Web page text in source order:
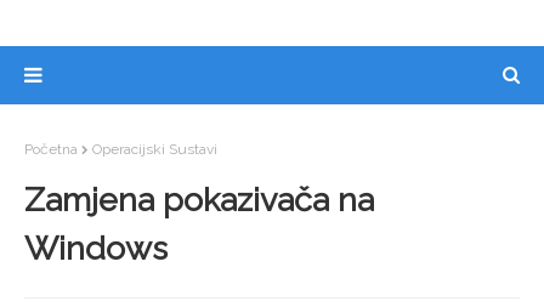
Početna Operacijski Sustavi
Zamjena pokazivača na
Windows